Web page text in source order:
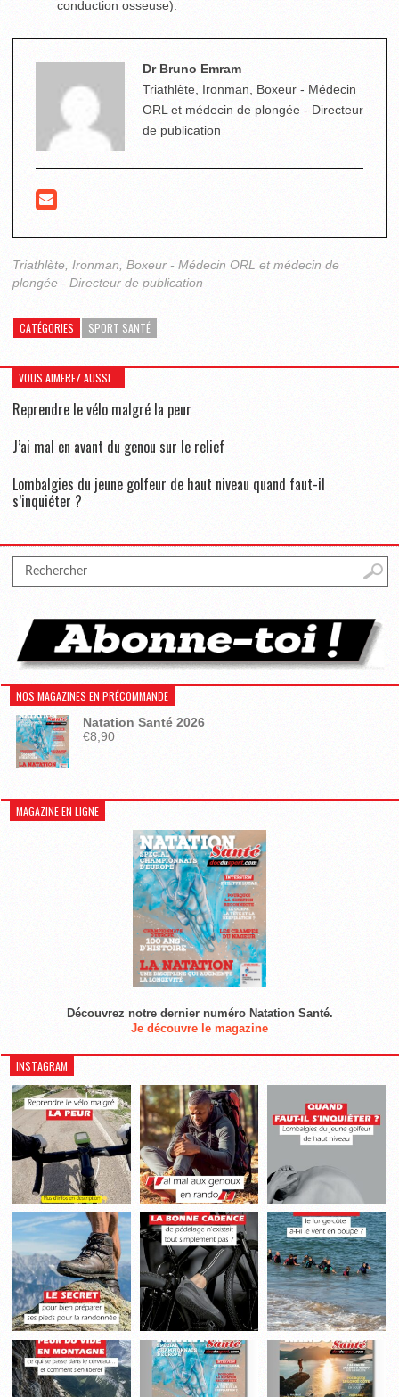
conduction osseuse).
Dr Bruno Emram
Triathlète, Ironman, Boxeur - Médecin
ORL et médecin de plongée - Directeur
de publication
Triathlète, Ironman, Boxeur - Médecin ORL et médecin de
plongée - Directeur de publication
CATÉGORIES SPORT SANTÉ
VOUS AIMEREZ AUSSI...
Reprendre le vélo malgré la peur
J’ai mal en avant du genou sur le relief
Lombalgies du jeune golfeur de haut niveau quand faut-il
s’inquiéter ?
NOS MAGAZINES EN PRÉCOMMANDE
Natation Santé 2026
€8,90
MAGAZINE EN LIGNE
Découvrez notre dernier numéro Natation Santé.
Je découvre le magazine
INSTAGRAM